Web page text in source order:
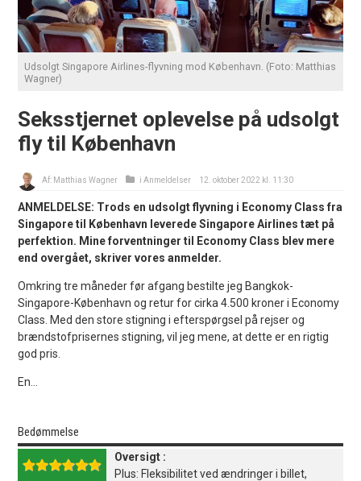
Udsolgt Singapore Airlines-flyvning mod København. (Foto: Matthias
Wagner)
Seksstjernet oplevelse på udsolgt
fly til København
Af: Matthias Wagner iAnmeldelser 12. oktober 2022 kl. 11:30
ANMELDELSE: Trods en udsolgt flyvning i Economy Class fra
Singapore til København leverede Singapore Airlines tæt på
perfektion. Mine forventninger til Economy Class blev mere
end overgået, skriver vores anmelder.
Omkring tre måneder før afgang bestilte jeg Bangkok-
Singapore-København og retur for cirka 4.500 kroner i Economy
Class. Med den store stigning i efterspørgsel på rejser og
brændstofprisernes stigning, vil jeg mene, at dette er en rigtig
god pris.
En...
Bedømmelse
Oversigt :
Plus: Fleksibilitet ved ændringer i billet,